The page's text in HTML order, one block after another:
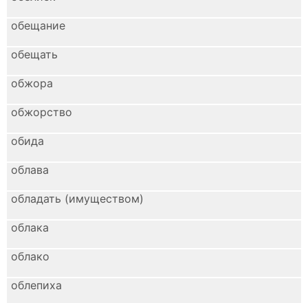
обещание
обещать
обжора
обжорство
обида
облава
обладать (имуществом)
облака
облако
облепиха